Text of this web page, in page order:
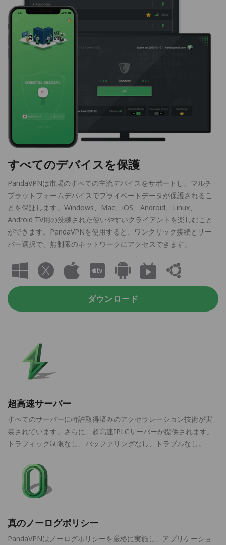
すべてのデバイスを保護
PandaVPNは市場のすべての主流デバイスをサポートし、マルチ
プラットフォームデバイスでプライベートデータが保護されるこ
とを保証します。Windows、Mac、iOS、Android、Linux、
Android TV用の洗練された使いやすいクライアントを楽しむこと
ができます。PandaVPNを使用すると、ワンクリック接続とサー
バー選択で、無制限のネットワークにアクセスできます。
ダウンロード
超高速サーバー
すべてのサーバーに特許取得済みのアクセラレーション技術が実
装されています。さらに、超高速IPLCサーバーが提供されます。
トラフィック制限なし、バッファリングなし、トラブルなし。
真のノーログポリシー
PandaVPNはノーログポリシーを厳格に実施し、アプリケーショ